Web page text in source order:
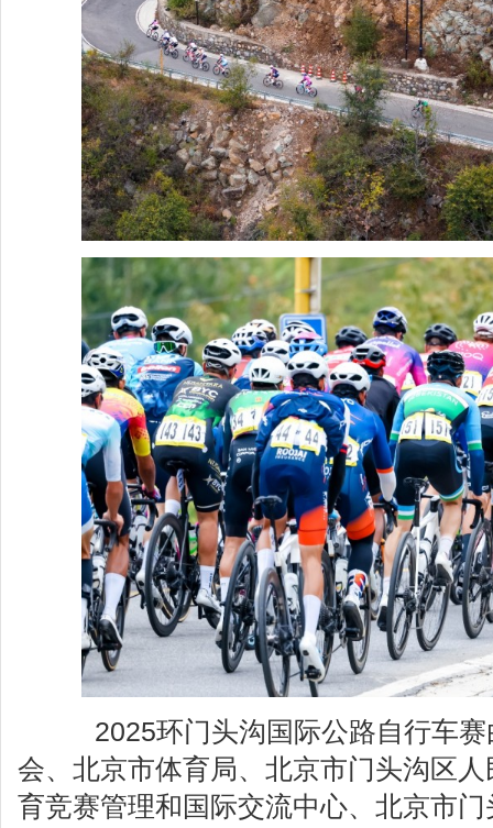
2025环门头沟国际公路自行车赛
会、北京市体育局、北京市门头沟区
育竞赛管理和国际交流中心、北京市